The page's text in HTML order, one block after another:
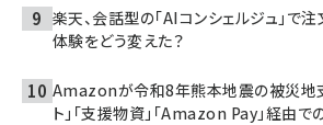
楽天、会話型の「AIコンシェルジュ」で
体験をどう変えた？
Amazonが令和8年熊本地震の被災地支
ト」「支援物資」「Amazon Pay」経由